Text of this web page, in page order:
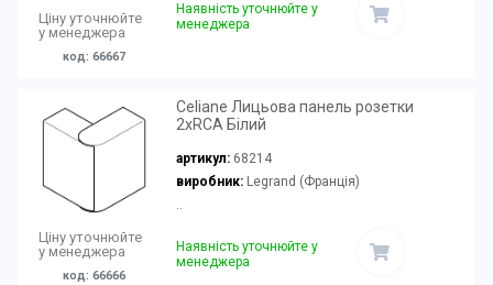
Ціну уточнюйте
у менеджера
код: 66667
Наявність уточнюйте у
менеджера
Ціну уточнюйте
у менеджера
код: 66666
Celiane Лицьова панель розетки
2xRCA Білий
артикул: 68214
виробник:Legrand (Франція)
Наявність уточнюйте у
менеджера